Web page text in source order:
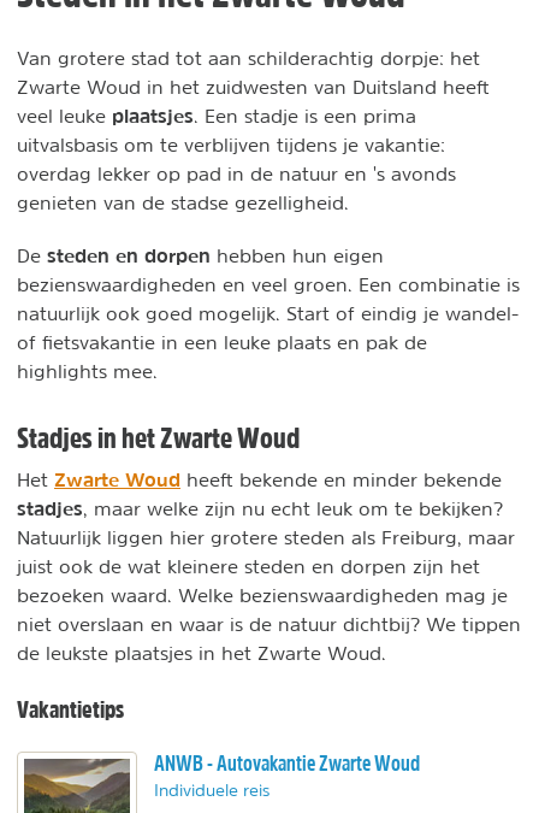
Van grotere stad tot aan schilderachtig dorpje: het
Zwarte Woud in het zuidwesten van Duitsland heeft
veel leuke plaatsjes . Een stadje is een prima
uitvalsbasis om te verblijven tijdens je vakantie:
overdag lekker op pad in de natuur en 's avonds
genieten van de stadse gezelligheid.
De steden en dorpen hebben hun eigen
bezienswaardigheden en veel groen. Een combinatie is
natuurlijk ook goed mogelijk. Start of eindig je wandel-
of fietsvakantie in een leuke plaats en pak de
highlights mee.
Stadjes in het Zwarte Woud
Het Zwarte Woud heeft bekende en minder bekende
stadjes , maar welke zijn nu echt leuk om te bekijken?
Natuurlijk liggen hier grotere steden als Freiburg, maar
juist ook de wat kleinere steden en dorpen zijn het
bezoeken waard. Welke bezienswaardigheden mag je
niet overslaan en waar is de natuur dichtbij? We tippen
de leukste plaatsjes in het Zwarte Woud.
Vakantietips
ANWB - Autovakantie Zwarte Woud
Individuele reis